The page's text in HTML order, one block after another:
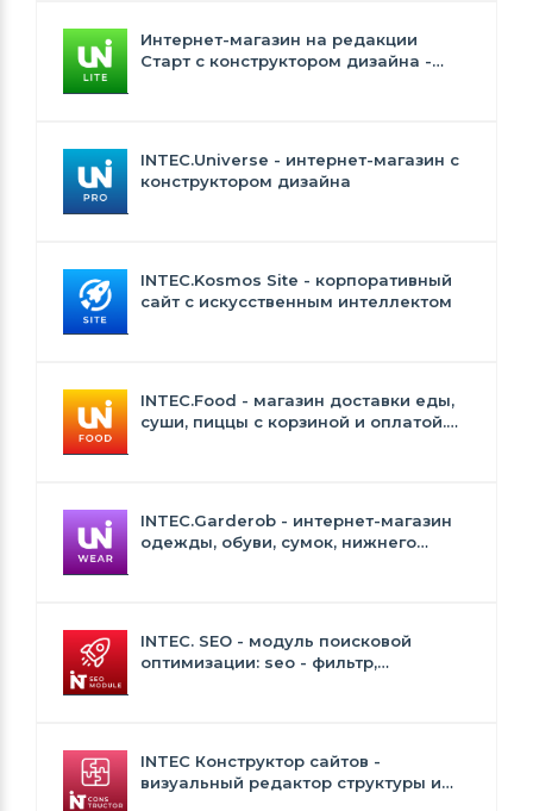
Интернет-магазин на редакции
Старт с конструктором дизайна -
INTEC.Universe - интернет-магазин с
конструктором дизайна
INTEC.Kosmos Site - корпоративный
сайт с искусственным интеллектом
INTEC.Food - магазин доставки еды,
суши, пиццы с корзиной и оплатой.
INTEC.Garderob - интернет-магазин
одежды, обуви, сумок, нижнего
INTEC. SEO - модуль поисковой
оптимизации: seo - фильтр,
INTEC Конструктор сайтов -
визуальный редактор структуры и